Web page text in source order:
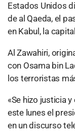
Estados Unidos
de al Qaeda, el
en Kabul, la
Al Zawahiri,
con Osama bin
los terroristas
«Se hizo justicia
este lunes el
en un discurso